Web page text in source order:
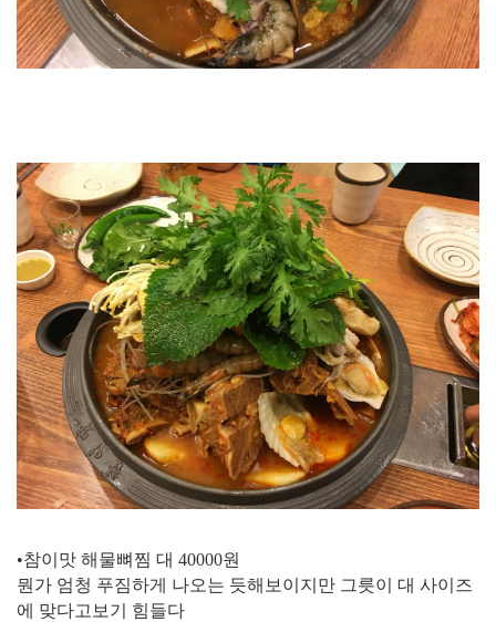
•참이맛 해물뼈찜 대 40000원
뭔가 엄청 푸짐하게 나오는 듯해보이지만 그릇이 대 사이즈
에 맞다고보기 힘들다